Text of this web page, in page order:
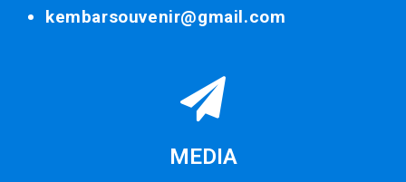
kembarsouvenir@gmail.com
MEDIA